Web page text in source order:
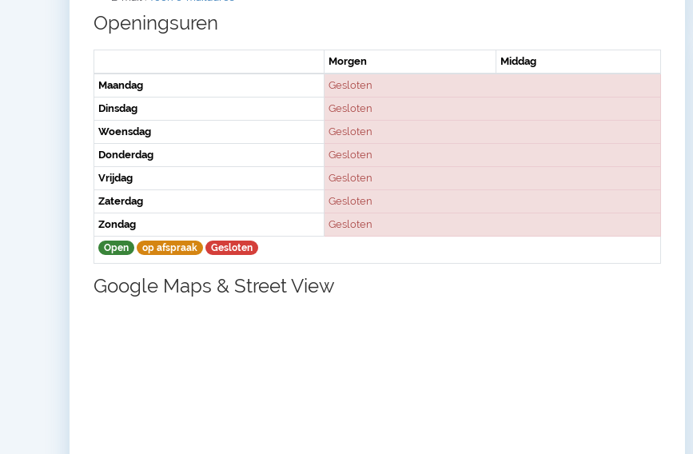
Openingsuren
Morgen
Middag
Maandag
Gesloten
Dinsdag
Gesloten
Woensdag
Gesloten
Donderdag
Gesloten
Vrijdag
Gesloten
Zaterdag
Gesloten
Zondag
Gesloten
Open op afspraak Gesloten
Google Maps & Street View